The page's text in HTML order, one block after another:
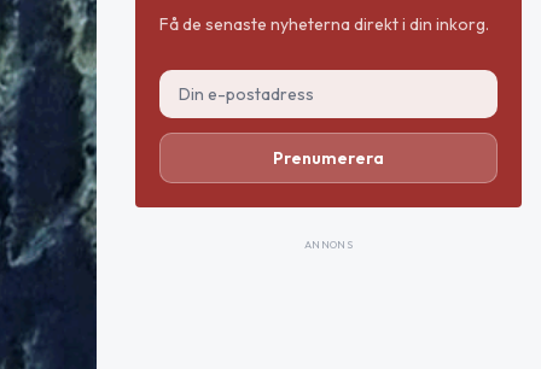
Få de senaste nyheterna direkt i din inkorg.
Prenumerera
ANNONS